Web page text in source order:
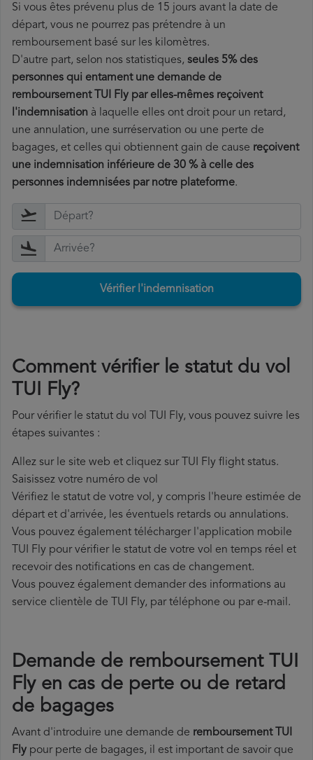
Si vous êtes prévenu plus de 15 jours avant la date de
départ, vous ne pourrez pas prétendre à un
remboursement basé sur les kilomètres.
D'autre part, selon nos statistiques, seules 5% des
personnes qui entament une demande de
remboursement TUI Fly par elles-mêmes reçoivent
l'indemnisation à laquelle elles ont droit pour un retard,
une annulation, une surréservation ou une perte de
bagages, et celles qui obtiennent gain de cause reçoivent
une indemnisation inférieure de 30 % à celle des
personnes indemnisées par notre plateforme.
Vérifier l'indemnisation
Comment vérifier le statut du vol
TUI Fly?
Pour vérifier le statut du vol TUI Fly, vous pouvez suivre les
étapes suivantes :
Allez sur le site web et cliquez sur TUI Fly flight status.
Saisissez votre numéro de vol
Vérifiez le statut de votre vol, y compris l'heure estimée de
départ et d'arrivée, les éventuels retards ou annulations.
Vous pouvez également télécharger l'application mobile
TUI Fly pour vérifier le statut de votre vol en temps réel et
recevoir des notifications en cas de changement.
Vous pouvez également demander des informations au
service clientèle de TUI Fly, par téléphone ou par e-mail.
Demande de remboursement TUI
Fly en cas de perte ou de retard
de bagages
Avant d'introduire une demande de remboursement TUI
Fly pour perte de bagages, il est important de savoir que